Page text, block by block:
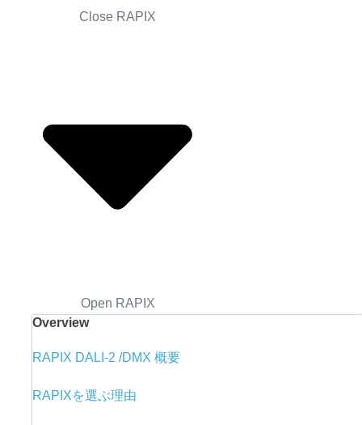
Close RAPIX
Open RAPIX
Overview
RAPIX DALI-2 /DMX 概要
RAPIXを選ぶ理由